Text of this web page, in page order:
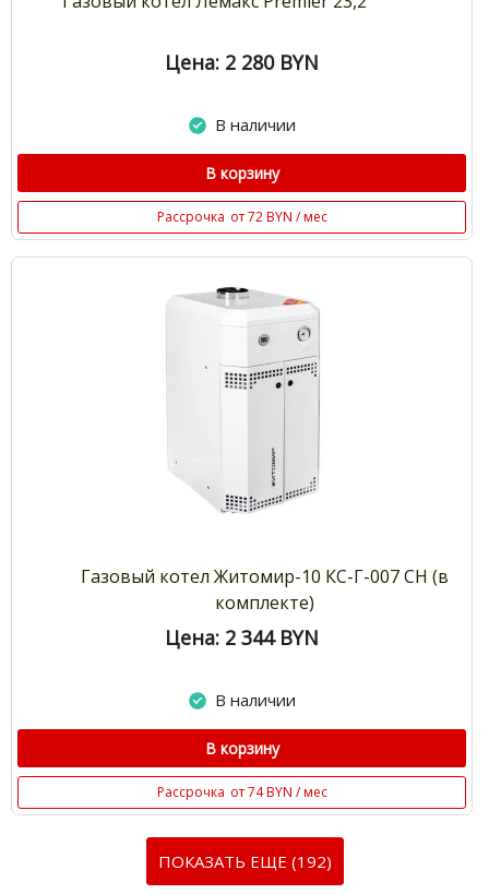
Цена: 2 280 BYN
В наличии
В корзину
Рассрочка от 72 BYN / мес
Газовый котел Житомир-10 КС-Г-007 СН (в
комплекте)
Цена: 2 344 BYN
В наличии
В корзину
Рассрочка от 74 BYN / мес
ПОКАЗАТЬ ЕЩЕ (192)